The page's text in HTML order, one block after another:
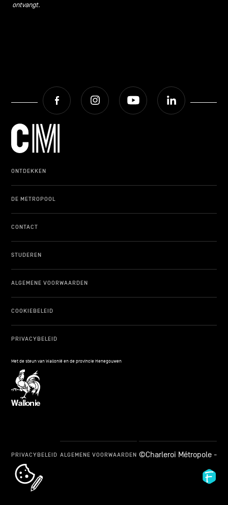
ontvangt.
Facebook Instagram Youtube
ONTDEKKEN
DE METROPOOL
CONTACT
STUDEREN
ALGEMENE VOORWAARDEN
COOKIEBELEID
PRIVACYBELEID
Met de steun van Wallonië en de provincie Henegouwen
cookie_notice_link
PRIVACYBELEID ALGEMENE VOORWAARDEN ©Charleroi Métropole -